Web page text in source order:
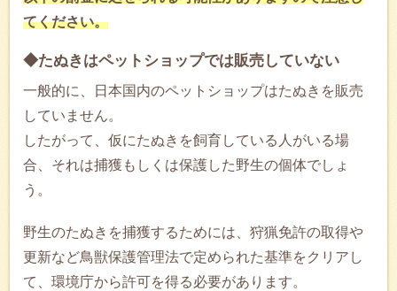
てください。
◆たぬきはペットショップでは販売していない
一般的に、日本国内のペットショップはたぬきを販売
していません。
したがって、仮にたぬきを飼育している人がいる場
合、それは捕獲もしくは保護した野生の個体でしょ
う。
野生のたぬきを捕獲するためには、狩猟免許の取得や
更新など鳥獣保護管理法で定められた基準をクリアし
て、環境庁から許可を得る必要があります。